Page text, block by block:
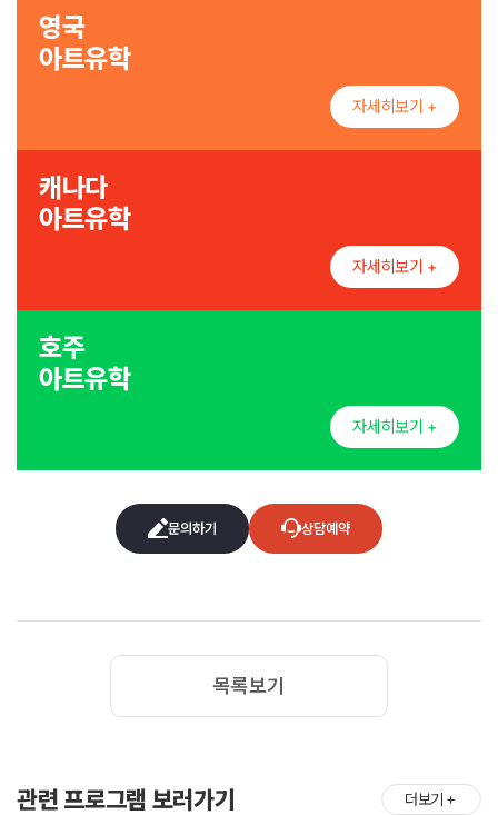
영국
아트유학
자세히보기 +
캐나다
아트유학
자세히보기 +
호주
아트유학
자세히보기 +
문의하기 상담예약
목록보기
관련 프로그램 보러가기 더보기 ＋